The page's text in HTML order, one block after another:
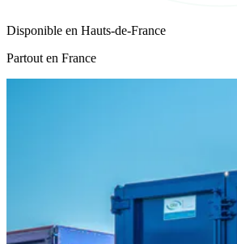
Disponible en Hauts-de-France
Partout en France